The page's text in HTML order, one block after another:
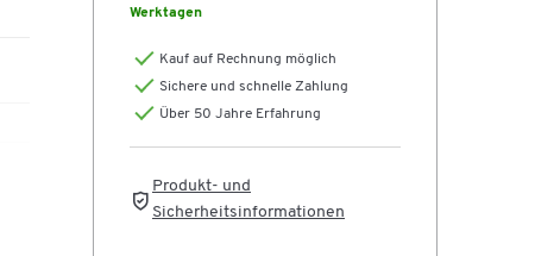
Werktagen
Kauf auf Rechnung möglich
Sichere und schnelle Zahlung
Über 50 Jahre Erfahrung
Produkt- und
Sicherheitsinformationen